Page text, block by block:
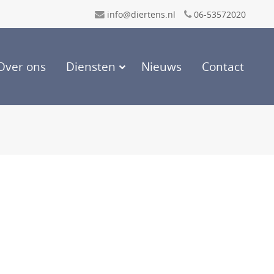
info@diertens.nl 06-53572020
ons Diensten Nieuws Contact